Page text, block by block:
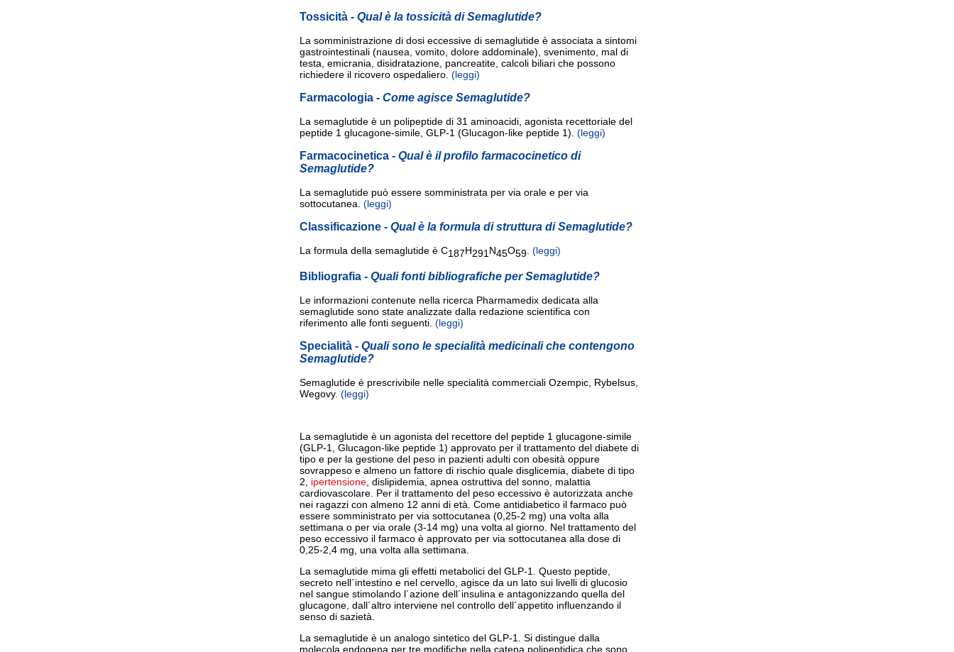
Tossicità - Qual è la tossicità di Semaglutide?
La somministrazione di dosi eccessive di semaglutide è associata a sintomi
gastrointestinali (nausea, vomito, dolore addominale), svenimento, mal di
testa, emicrania, disidratazione, pancreatite, calcoli biliari che possono
richiedere il ricovero ospedaliero. (leggi)
Farmacologia - Come agisce Semaglutide?
La semaglutide è un polipeptide di 31 aminoacidi, agonista recettoriale del
peptide 1 glucagone-simile, GLP-1 (Glucagon-like peptide 1). (leggi)
Farmacocinetica - Qual è il profilo farmacocinetico di
Semaglutide?
La semaglutide può essere somministrata per via orale e per via
sottocutanea. (leggi)
Classificazione - Qual è la formula di struttura di Semaglutide?
La formula della semaglutide è C187H291 N45O59 (leggi)
Bibliografia - Quali fonti bibliografiche per Semaglutide?
Le informazioni contenute nella ricerca Pharmamedix dedicata alla
semaglutide sono state analizzate dalla redazione scientifica con
riferimento alle fonti seguenti. (leggi)
Specialità - Quali sono le specialità medicinali che contengono
Semaglutide?
Semaglutide è prescrivibile nelle specialità commerciali Ozempic, Rybelsus,
Wegovy. (leggi)
La semaglutide è un agonista del recettore del peptide 1 glucagone-simile
(GLP-1, Glucagon-like peptide 1) approvato per il trattamento del diabete di
tipo e per la gestione del peso in pazienti adulti con obesità oppure
sovrappeso e almeno un fattore di rischio quale disglicemia, diabete di tipo
2, ipertensione , dislipidemia, apnea ostruttiva del sonno, malattia
cardiovascolare. Per il trattamento del peso eccessivo è autorizzata anche
nei ragazzi con almeno 12 anni di età. Come antidiabetico il farmaco può
essere somministrato per via sottocutanea (0,25-2 mg) una volta alla
settimana o per via orale (3-14 mg) una volta al giorno. Nel trattamento del
peso eccessivo il farmaco è approvato per via sottocutanea alla dose di
0,25-2,4 mg, una volta alla settimana.
La semaglutide mima gli effetti metabolici del GLP-1. Questo peptide,
secreto nell´intestino e nel cervello, agisce da un lato sui livelli di glucosio
nel sangue stimolando l´azione dell´insulina e antagonizzando quella del
glucagone, dall´altro interviene nel controllo dell´appetito influenzando il
senso di sazietà.
La semaglutide è un analogo sintetico del GLP-1. Si distingue dalla
molecola endogena per tre modifiche nella catena polipeptidica che sono